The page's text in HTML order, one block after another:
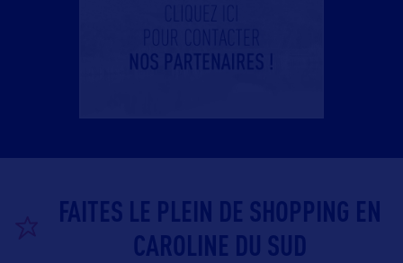
FAITES LE PLEIN DE SHOPPING EN
CAROLINE DU SUD